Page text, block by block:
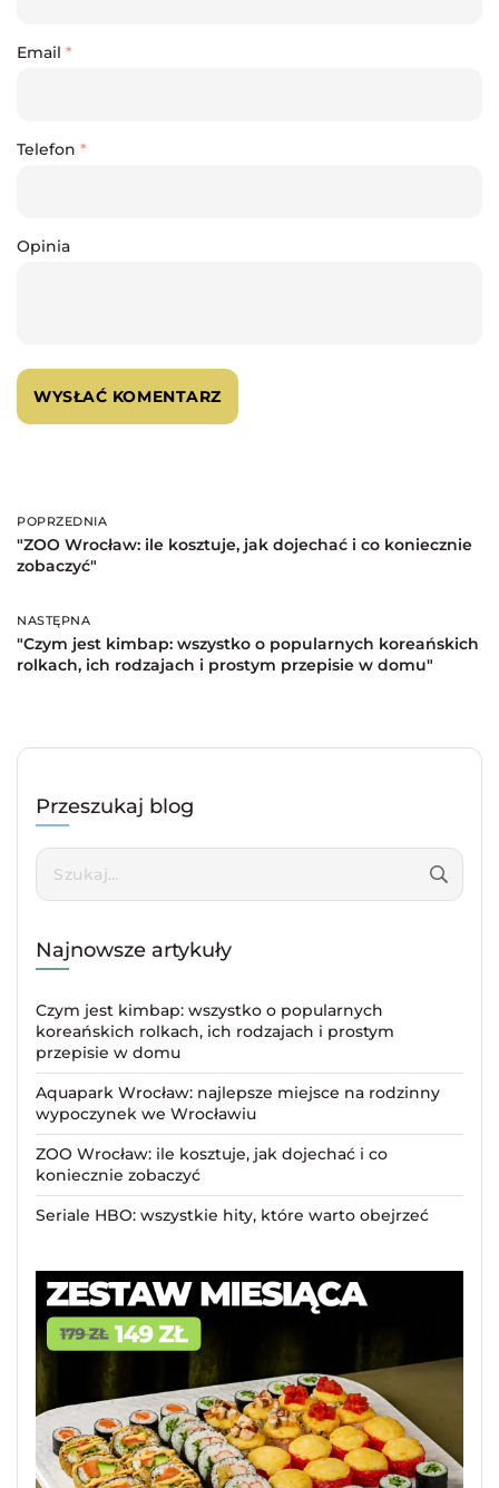
Email *
Telefon *
Opinia
POPRZEDNIA
Poprzednia
"ZOO Wrocław: ile kosztuje, jak dojechać i co koniecznie
zobaczyć"
NASTĘPNA
Następna
"Czym jest kimbap: wszystko o popularnych koreańskich
rolkach, ich rodzajach i prostym przepisie w domu"
Przeszukaj blog
Szukaj:
Najnowsze artykuły
Czym jest kimbap: wszystko o popularnych
koreańskich rolkach, ich rodzajach i prostym
przepisie w domu
Aquapark Wrocław: najlepsze miejsce na rodzinny
wypoczynek we Wrocławiu
ZOO Wrocław: ile kosztuje, jak dojechać i co
koniecznie zobaczyć
Seriale HBO: wszystkie hity, które warto obejrzeć